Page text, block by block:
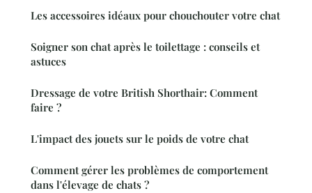
Les accessoires idéaux pour chouchouter votre chat
Soigner son chat après le toilettage : conseils et
astuces
Dressage de votre British Shorthair: Comment
faire ?
L'impact des jouets sur le poids de votre chat
Comment gérer les problèmes de comportement
dans l'élevage de chats ?